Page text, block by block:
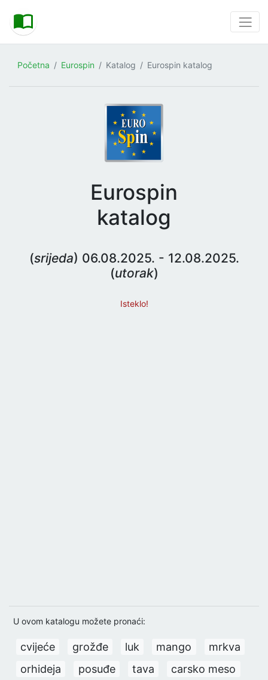
Početna Eurospin Katalog Eurospin katalog
Eurospin
katalog
(srijeda) 06.08.2025. - 12.08.2025.
(utorak)
Isteklo!
U ovom katalogu možete pronaći:
cvijeće grožđe luk mango
mrkva
orhideja
posuđe tava
carsko meso